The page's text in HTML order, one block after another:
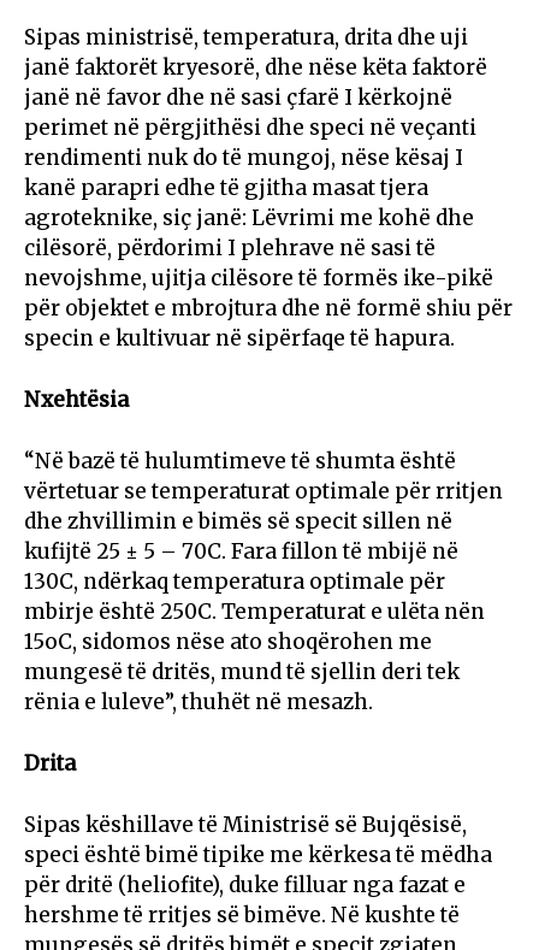
Sipas ministrisë, temperatura, drita dhe uji
janë faktorët kryesorë, dhe nëse këta faktorë
janë në favor dhe në sasi çfarë I kërkojnë
perimet në përgjithësi dhe speci në veçanti
rendimenti nuk do të mungoj, nëse kësaj I
kanë parapri edhe të gjitha masat tjera
agroteknike, siç janë: Lëvrimi me kohë dhe
cilësorë, përdorimi I plehrave në sasi të
nevojshme, ujitja cilësore të formës ike-pikë
për objektet e mbrojtura dhe në formë shiu për
specin e kultivuar në sipërfaqe të hapura.
Nxehtësia
“Në bazë të hulumtimeve të shumta është
vërtetuar se temperaturat optimale për rritjen
dhe zhvillimin e bimës së specit sillen në
kufijtë 25 ± 5 – 70C. Fara fillon të mbijë në
130C, ndërkaq temperatura optimale për
mbirje është 250C. Temperaturat e ulëta nën
15oC, sidomos nëse ato shoqërohen me
mungesë të dritës, mund të sjellin deri tek
rënia e luleve”, thuhët në mesazh.
Drita
Sipas këshillave të Ministrisë së Bujqësisë,
speci është bimë tipike me kërkesa të mëdha
për dritë (heliofite), duke filluar nga fazat e
hershme të rritjes së bimëve. Në kushte të
mungesës së dritës bimët e specit zgjaten,